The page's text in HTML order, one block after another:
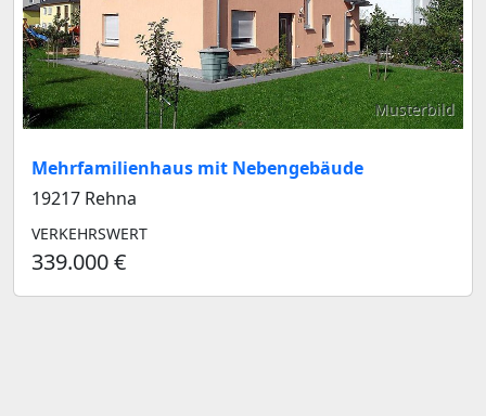
Musterbild
Mehrfamilienhaus mit Nebengebäude
19217 Rehna
VERKEHRSWERT
339.000 €